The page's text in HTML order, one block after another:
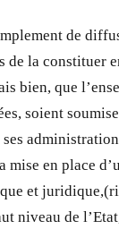
de
de la constituer
bien, que
soient
mise en place
et
niveau de